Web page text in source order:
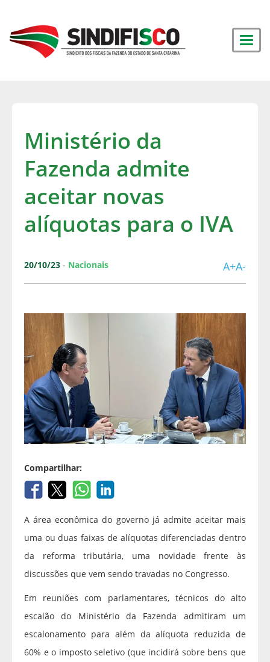
Ministério da
Fazenda admite
aceitar novas
alíquotas para o IVA
20/10/23 - Nacionais A+A-
Compartilhar:
A área econômica do governo já admite aceitar mais
uma ou duas faixas de alíquotas diferenciadas dentro
da reforma tributária, uma novidade frente às
discussões que vem sendo travadas no Congresso.
Em reuniões com parlamentares, técnicos do alto
escalão do Ministério da Fazenda admitiram um
escalonamento para além da alíquota reduzida de
60% e o imposto seletivo (que incidirá sobre bens que